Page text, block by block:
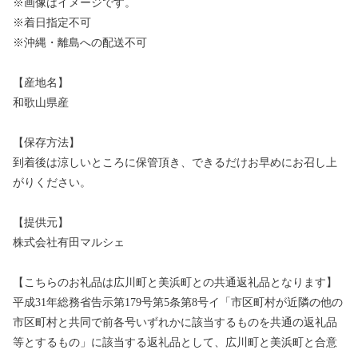
※画像はイメージです。
※着日指定不可
※沖縄・離島への配送不可
【産地名】
和歌山県産
【保存方法】
到着後は涼しいところに保管頂き、できるだけお早めにお召し上
がりください。
【提供元】
株式会社有田マルシェ
【こちらのお礼品は広川町と美浜町との共通返礼品となります】
平成31年総務省告示第179号第5条第8号イ「市区町村が近隣の他の
市区町村と共同で前各号いずれかに該当するものを共通の返礼品
等とするもの」に該当する返礼品として、広川町と美浜町と合意